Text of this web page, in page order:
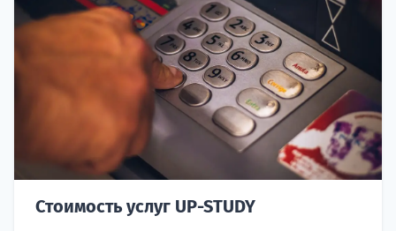
Стоимость услуг UP-STUDY